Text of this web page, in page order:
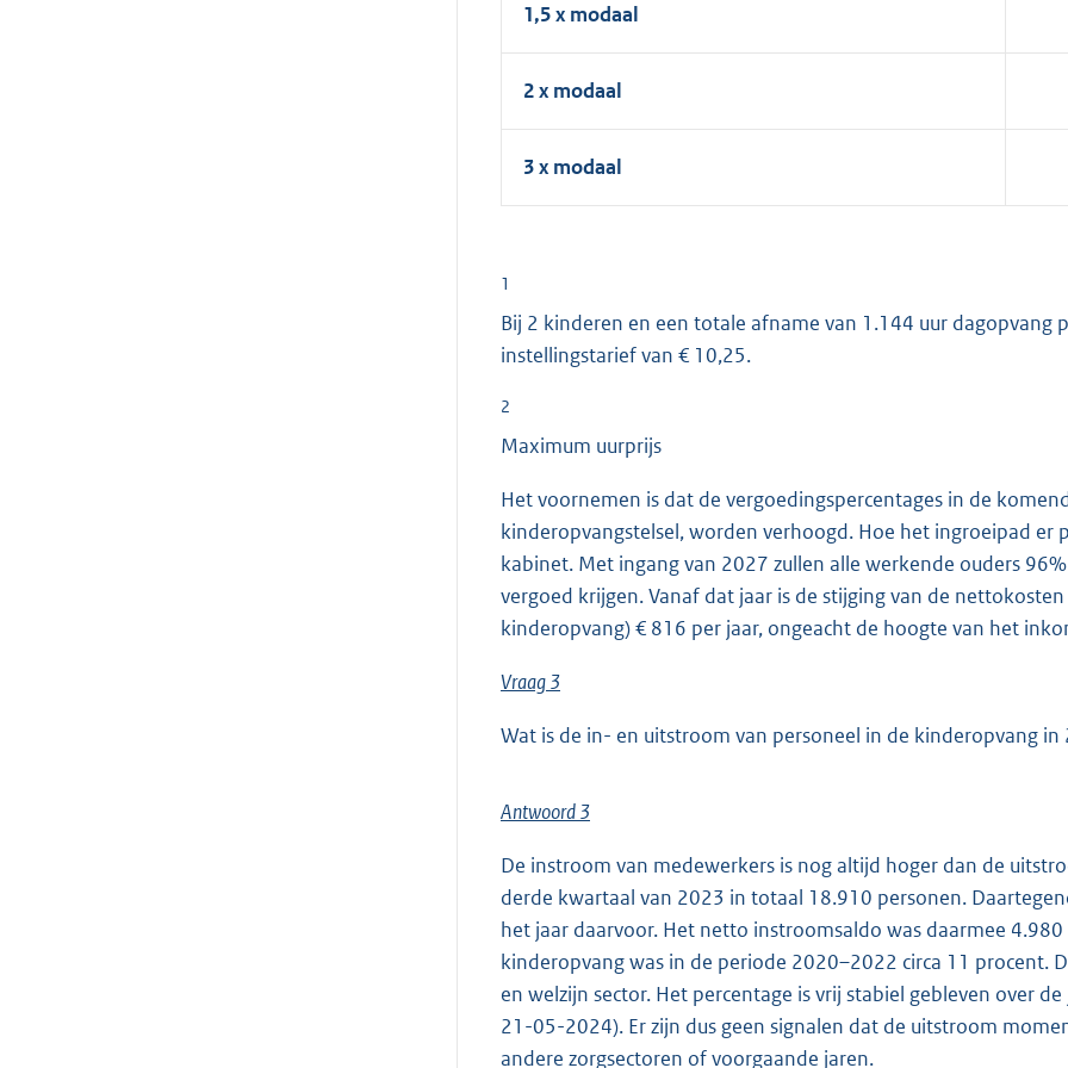
1,5 x modaal
2 x modaal
3 x modaal
1
Bij 2 kinderen en een totale afname van 1.144 uur dagopvang
instellingstarief van € 10,25.
2
Maximum uurprijs
Het voornemen is dat de vergoedingspercentages in de
kinderopvangstelsel, worden verhoogd. Hoe het ingroeipad er
kabinet. Met ingang van 2027 zullen alle werkende ouders
vergoed krijgen. Vanaf dat jaar is de stijging van de
kinderopvang) € 816 per jaar, ongeacht de hoogte van het
Vraag 3
Wat is de in- en uitstroom van personeel in de kinderopvang
Antwoord 3
De instroom van medewerkers is nog altijd hoger dan de
derde kwartaal van 2023 in totaal 18.910 personen.
het jaar daarvoor. Het netto instroomsaldo was daarmee
kinderopvang was in de periode 2020–2022 circa 11 procent.
en welzijn sector. Het percentage is vrij stabiel gebleven over
21-05-2024). Er zijn dus geen signalen dat de uitstroom
andere zorgsectoren of voorgaande jaren.